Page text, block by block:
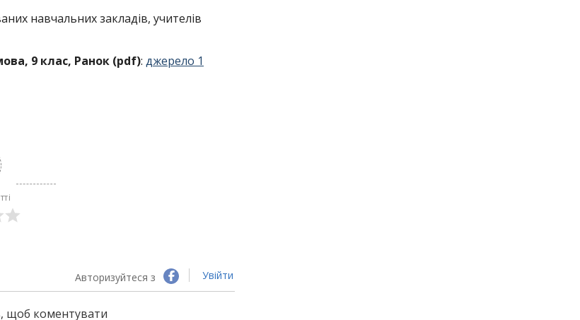
навчальних закладів, учителів
9 клас, Ранок (pdf): джерело 1
Авторизуйтеся з Увійти
щоб коментувати